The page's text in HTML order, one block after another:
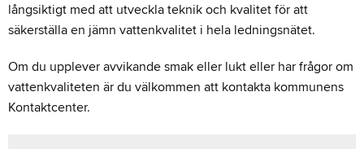
långsiktigt med att utveckla teknik och kvalitet för att
säkerställa en jämn vattenkvalitet i hela ledningsnätet.
Om du upplever avvikande smak eller lukt eller har frågor om
vattenkvaliteten är du välkommen att kontakta kommunens
Kontaktcenter.